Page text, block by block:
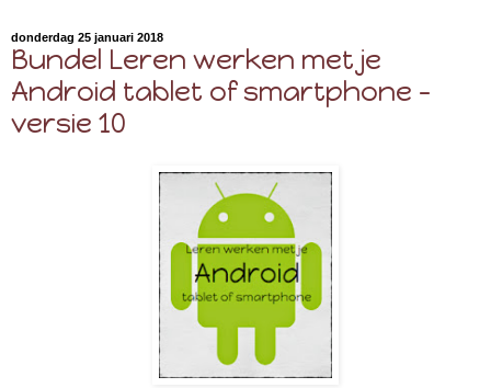
donderdag 25 januari 2018
Bundel Leren werken met je
Android tablet of smartphone -
versie 10